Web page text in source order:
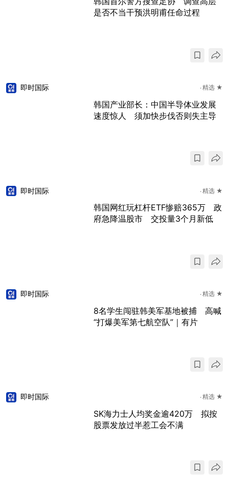
是否不当干预洪明甫任命过程
即时国际 精选 ★
韩国产业部长：中国半导体业发展
速度惊人 须加快步伐否则失主导
即时国际 精选 ★
韩国网红玩杠杆ETF惨赔365万 政
府急降温股市 交投量3个月新低
即时国际 精选 ★
8名学生闯驻韩美军基地被捕 高喊
“打爆美军第七航空队”｜有片
即时国际 精选 ★
SK海力士人均奖金逾420万 拟按
股票发放过半惹工会不满